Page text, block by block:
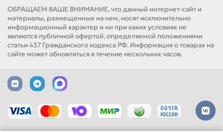
ОБРАЩАЕМ ВАШЕ ВНИМАНИЕ, что данный интернет-сайт и
материалы, размещенные на нем, носят исключительно
информационный характер и ни при каких условиях не
являются публичной офертой, определяемой положениями
статьи 437 Гражданского кодекса РФ. Информация о товарах на
сайте может обновляться в течение нескольких часов.